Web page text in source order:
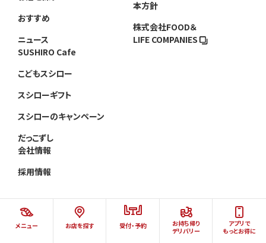
メニュー お店を探す 受付・予約
お持ち帰り
デリバリー
アプリで
もっとお得に
おすすめ
ニュース
SUSHIRO Cafe
こどもスシロー
スシローギフト
スシローのキャンペーン
だっこずし
会社情報
採用情報
本方針
株式会社FOOD＆
LIFE COMPANIES
©AKINDO SUSHIRO CO.,LTD.ALL RIGHTS RESERVED.